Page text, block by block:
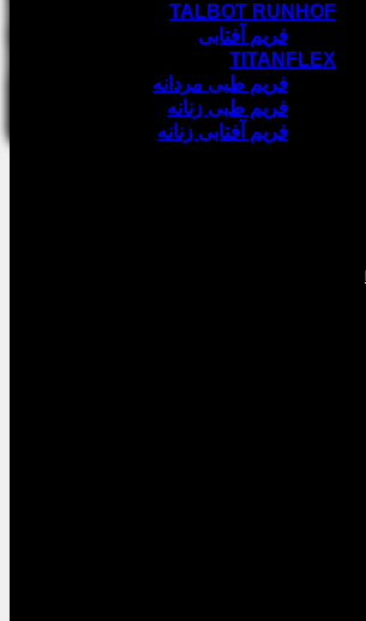
TALBOT RUNHOF
فریم آفتابی
TITANFLEX
فریم طبی مردانه
فریم طبی زنانه
فریم آفتابی زنانه